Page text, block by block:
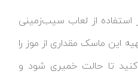
از لعاب سیب‌زمینی
این ماسک مقداری از موز را
تا حالت خمیری شود و